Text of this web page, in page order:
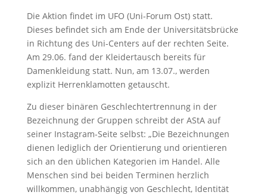
Die Aktion findet im UFO (Uni-Forum Ost) statt.
Dieses befindet sich am Ende der Universitätsbrücke
in Richtung des Uni-Centers auf der rechten Seite.
Am 29.06. fand der Kleidertausch bereits für
Damenkleidung statt. Nun, am 13.07., werden
explizit Herrenklamotten getauscht.
Zu dieser binären Geschlechtertrennung in der
Bezeichnung der Gruppen schreibt der AStA auf
seiner Instagram-Seite selbst: „Die Bezeichnungen
dienen lediglich der Orientierung und orientieren
sich an den üblichen Kategorien im Handel. Alle
Menschen sind bei beiden Terminen herzlich
willkommen, unabhängig von Geschlecht, Identität